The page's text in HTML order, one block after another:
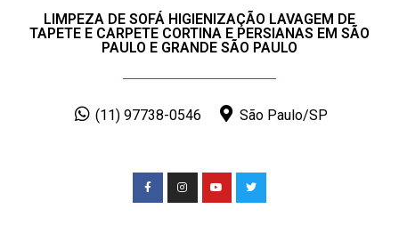
LIMPEZA DE SOFÁ HIGIENIZAÇÃO LAVAGEM DE
TAPETE E CARPETE CORTINA E PERSIANAS EM SÃO
PAULO E GRANDE SÃO PAULO
(11) 97738-0546 São Paulo/SP